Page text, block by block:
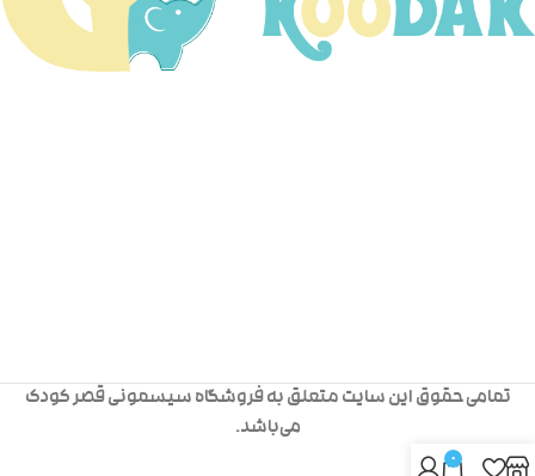
تمامی حقوق این سایت متعلق به فروشگاه سیسمونی قصر کودک
می‌باشد.
0